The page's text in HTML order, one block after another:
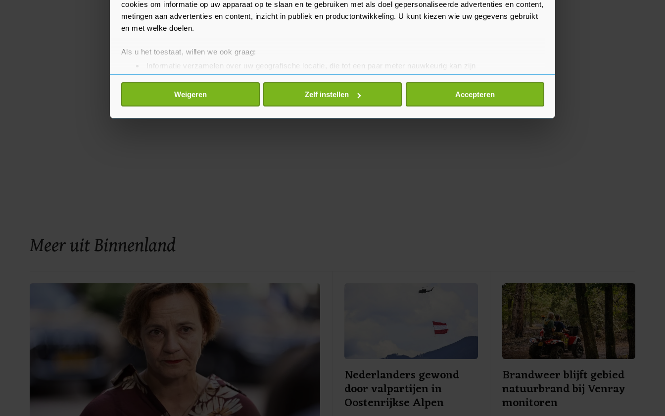
cookies om informatie op uw apparaat op te slaan en te gebruiken met als doel gepersonaliseerde advertenties en content,
metingen aan advertenties en content, inzicht in publiek en productontwikkeling. U kunt kiezen wie uw gegevens gebruikt
en met welke doelen.
Als u het toestaat, willen we ook graag:
Informatie verzamelen over uw geografische locatie, die tot een paar meter nauwkeurig kan zijn
Uw apparaat identificeren door het actief te scannen op specifieke eigenschappen (fingerprinting)
Lees meer over hoe uw persoonlijke gegevens worden verwerkt en stel uw voorkeuren in het
detailgedeelte
toestemming op elk moment wijzigen of intrekken in de Cookieverklaring.
Weigeren Zelf instellen Accepteren
Meer uit Binnenland
Nederlanders gewond
door valpartijen in
Oostenrijkse Alpen
Brandweer blijft gebied
natuurbrand bij Venray
monitoren